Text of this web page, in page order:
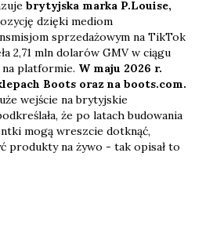
brytyjska marka P.Louise,
dzięki mediom
sprzedażowym na TikTok
2,71 mln dolarów GMV w ciągu
platformie. W maju 2026 r.
Boots oraz na boots.com.
wejście na brytyjskie
że po latach budowania
mogą wreszcie dotknąć,
produkty na żywo - tak opisał to